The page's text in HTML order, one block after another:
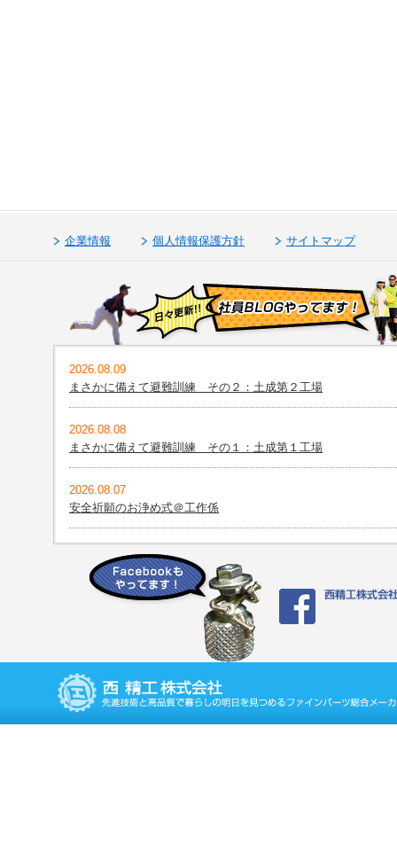
企業情報 個人情報保護方針 サイトマップ
2026.08.09
まさかに備えて避難訓練 その２：土成第２工場
2026.08.08
まさかに備えて避難訓練 その１：土成第１工場
2026.08.07
安全祈願のお浄め式＠工作係